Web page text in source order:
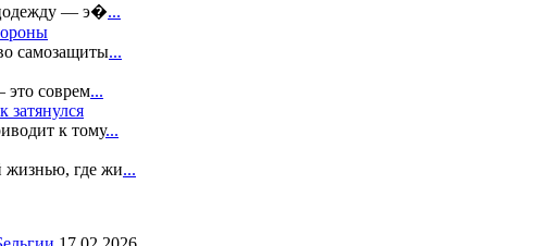
— э�...
самозащиты...
это соврем...
затянулся
к тому...
где жи...